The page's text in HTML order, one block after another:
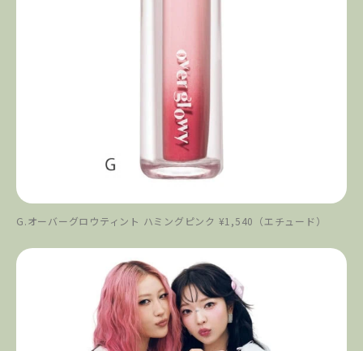
G.オーバーグロウティント ハミングピンク ¥1,540（エチュード）